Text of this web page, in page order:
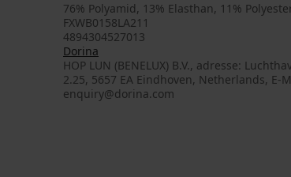
76% Polyamid, 13% Elasthan, 11%
FXWB0158LA211
4894304527013
Dorina
HOP LUN (BENELUX) B.V., adresse:
2.25, 5657 EA Eindhoven, Netherlands, E-
enquiry@dorina.com